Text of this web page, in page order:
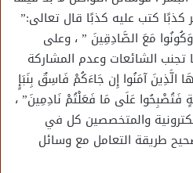
كذبًا كتب عليه كذبًا قال تعالى:”
وَكُونُوا مَعَ الصَّادِقِينَ ” ، وعلى
تجنب الشائعات وعدم المشاركة
الَّذِينَ آمَنُوا إِن جَاءَكُمْ فَاسِقٌ بِنَبَإٍ
فَتُصْبِحُوا عَلَى مَا فَعَلْتُمْ نَادِمِينَ” ،
والمتخصصين كل في
طريقة التعامل مع وسائل